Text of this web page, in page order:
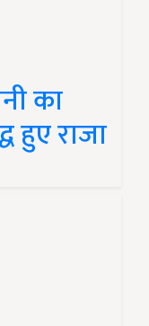
का
हुए राजा